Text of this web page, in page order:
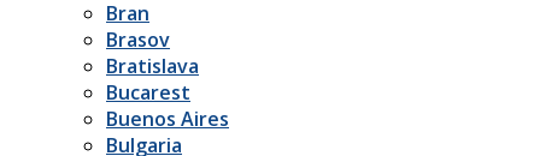
Bran
Brasov
Bratislava
Bucarest
Buenos Aires
Bulgaria